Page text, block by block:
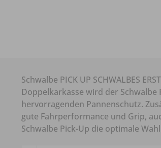
Schwalbe PICK UP SCHWALBES
Doppelkarkasse wird der
hervorragenden Pannenschutz.
gute Fahrperformance und Grip,
Schwalbe Pick-Up die optimale